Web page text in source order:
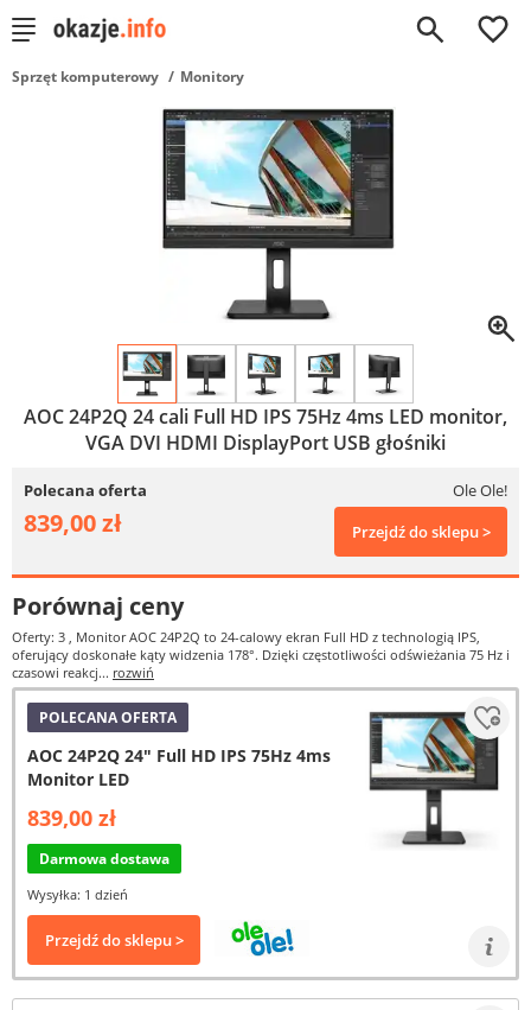
0
Sprzęt komputerowy Monitory
AOC 24P2Q 24 cali Full HD IPS 75Hz 4ms LED monitor,
VGA DVI HDMI DisplayPort USB głośniki
Polecana oferta Ole Ole!
839,00 zł Przejdź do sklepu >
Porównaj ceny
Oferty: 3 , Monitor AOC 24P2Q to 24-calowy ekran Full HD z technologią IPS,
oferujący doskonałe kąty widzenia 178°. Dzięki częstotliwości odświeżania 75 Hz i
czasowi reakcj... rozwiń
POLECANA OFERTA
AOC 24P2Q 24" Full HD IPS 75Hz 4ms
Monitor LED
839,00 zł
Darmowa dostawa
Wysyłka: 1 dzień
Przejdź do sklepu >